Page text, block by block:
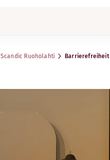
Scandic Ruoholahti Barrierefreiheit